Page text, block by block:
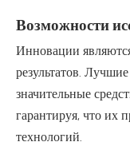
Возможности
Инновации
результатов.
значительные
гарантируя, что их
технологий.